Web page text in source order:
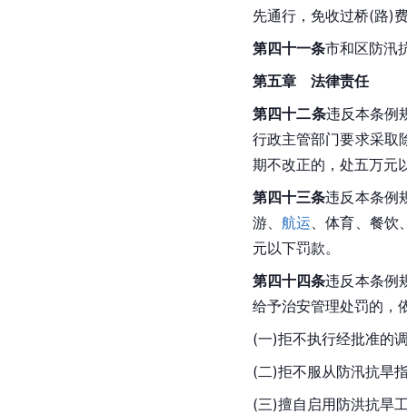
先通行，免收过桥(路)
第四十一条市和区防汛
第五章　法律责任
第四十二条违反本条例
行政主管部门要求采取
期不改正的，处五万元
第四十三条违反本条例
游、航运 、体育、餐
元以下罚款。
第四十四条违反本条例
给予治安管理处罚的，
(一)拒不执行经批准的
(二)拒不服从防汛抗旱
(三)擅自启用防洪抗旱